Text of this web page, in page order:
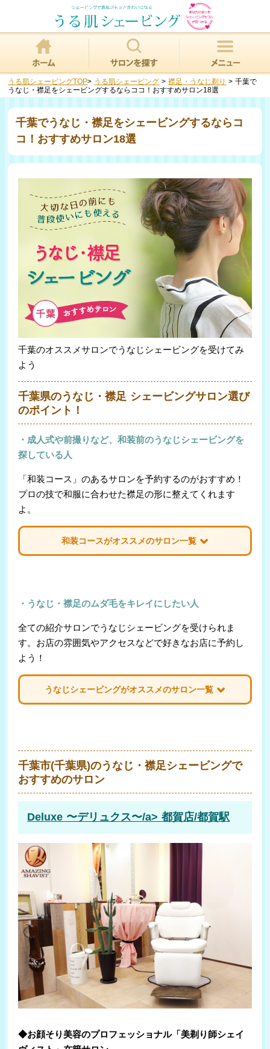
うる肌シェービングTOP> うる肌シェービング >襟足・うなじ剃り >千葉で
うなじ・襟足をシェービングするならココ！おすすめサロン18選
千葉でうなじ・襟足をシェービングするならコ
コ！おすすめサロン18選
千葉のオススメサロンでうなじシェービングを受けてみ
よう
千葉県のうなじ・襟足 シェービングサロン選び
のポイント！
・成人式や前撮りなど、和装前のうなじシェービングを
探している人
「和装コース」のあるサロンを予約するのがおすすめ！
プロの技で和服に合わせた襟足の形に整えてくれます
よ。
和装コースがオススメのサロン一覧
(都賀/千葉市)
￥13,000
アサノ
￥6,280
CROP
(本千葉/千葉市)
angelica
(小室/船橋市)
(大神宮下/船橋市)
セントラル
(八柱/松戸市)
￥7,000
MASHU
・うなじ・襟足のムダ毛をキレイにしたい人
全ての紹介サロンでうなじシェービングを受けられま
す。お店の雰囲気やアクセスなどで好きなお店に予約し
よう！
うなじシェービングがオススメのサロン一覧
Deluxe 〜デリュクス〜
(都賀/千葉市)
アサノ
(本千葉/千葉市)
ベルシェーブ
(幕張/千葉市)
￥3,630
髪風
(都賀/千葉市)
￥4,400
わかば
千葉市(千葉県)のうなじ・襟足シェービングで
おすすめのサロン
Deluxe 〜デリュクス〜/a> 都賀店/都賀駅
◆お顔そり美容のプロフェッショナル「美剃り師シェイ